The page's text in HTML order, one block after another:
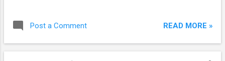
วิพากษ์เรือ...
เนื่องจากรัสเซียใช้สิทธิยับยั้ง พรรค
แรงงาน พรรคฝ่ายค้านของอังกฤษต้องการให้
Post a Comment READ MORE »